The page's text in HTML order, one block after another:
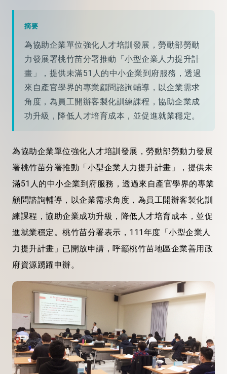
摘要
為協助企業單位強化人才培訓發展，勞動部勞動
力發展署桃竹苗分署推動「小型企業人力提升計
畫」，提供未滿51人的中小企業到府服務，透過
來自產官學界的專業顧問諮詢輔導，以企業需求
角度，為員工開辦客製化訓練課程，協助企業成
功升級，降低人才培育成本，並促進就業穩定。
為協助企業單位強化人才培訓發展，勞動部勞動力發展
署桃竹苗分署推動「小型企業人力提升計畫」，提供未
滿51人的中小企業到府服務，透過來自產官學界的專業
顧問諮詢輔導，以企業需求角度，為員工開辦客製化訓
練課程，協助企業成功升級，降低人才培育成本，並促
進就業穩定。桃竹苗分署表示，111年度「小型企業人
力提升計畫」已開放申請，呼籲桃竹苗地區企業善用政
府資源踴躍申辦。